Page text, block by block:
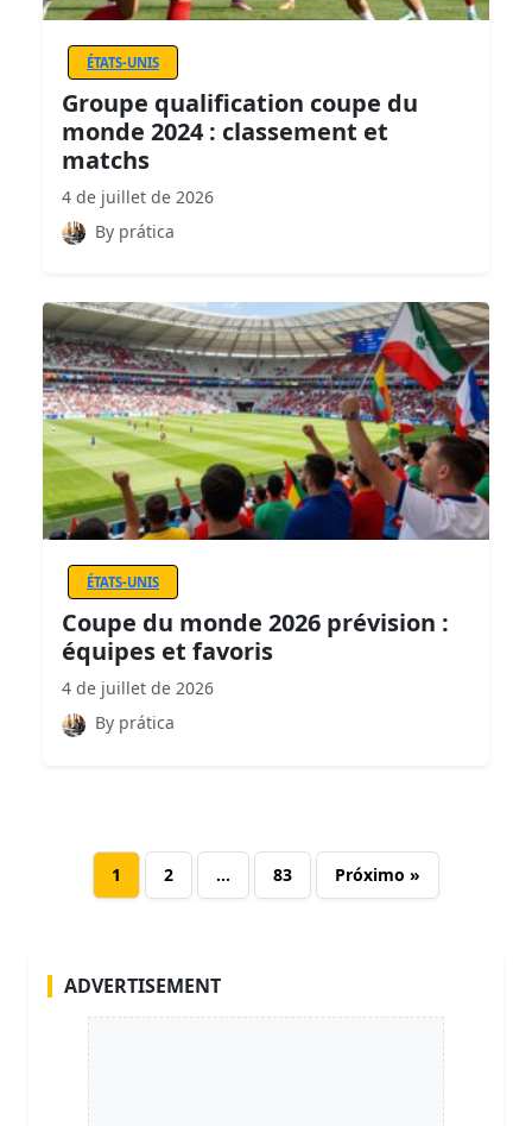
ÉTATS-UNIS
Groupe qualification coupe du
monde 2024 : classement et
matchs
4 de juillet de 2026
By prática
ÉTATS-UNIS
Coupe du monde 2026 prévision :
équipes et favoris
4 de juillet de 2026
By prática
1 2 … 83 Próximo »
ADVERTISEMENT